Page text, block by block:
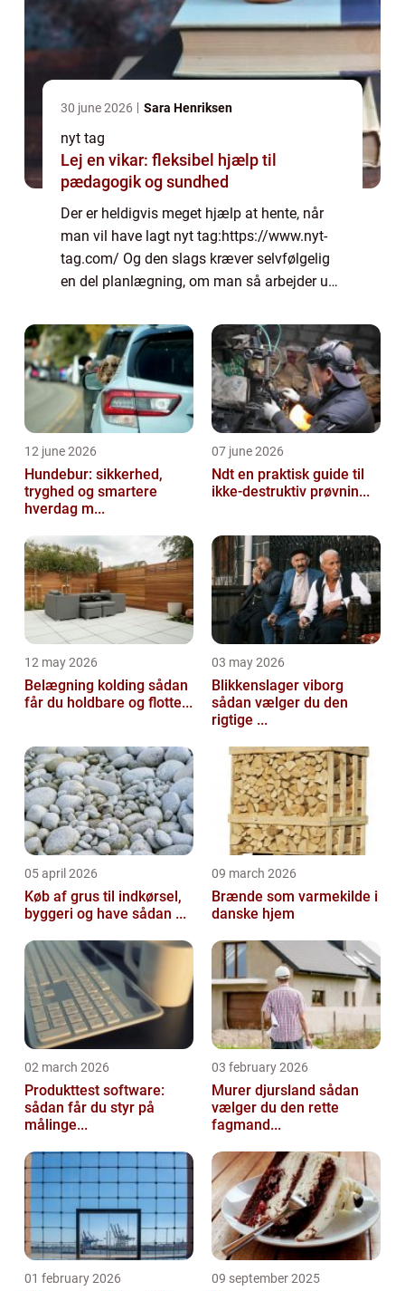
30 june 2026 Sara Henriksen
nyt tag
Lej en vikar: fleksibel hjælp til
pædagogik og sundhed
Der er heldigvis meget hjælp at hente, når
man vil have lagt nyt tag:https://www.nyt-
tag.com/ Og den slags kræver selvfølgelig
en del planlægning, om man så arbejder ud
12 june 2026
Hundebur: sikkerhed,
tryghed og smartere
hverdag m...
07 june 2026
Ndt en praktisk guide til
ikke-destruktiv prøvnin...
12 may 2026
Belægning kolding sådan
får du holdbare og flotte...
03 may 2026
Blikkenslager viborg
sådan vælger du den
rigtige ...
05 april 2026
Køb af grus til indkørsel,
byggeri og have sådan ...
09 march 2026
Brænde som varmekilde i
danske hjem
02 march 2026
Produkttest software:
sådan får du styr på
målinge...
03 february 2026
Murer djursland sådan
vælger du den rette
fagmand...
01 february 2026 09 september 2025